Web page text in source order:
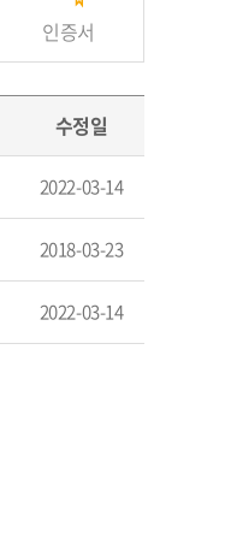
인증서
수정일
2022-03-14
2018-03-23
2022-03-14